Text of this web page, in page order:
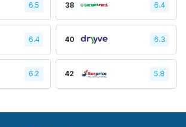
6.5 38 6.4
6.4 40 6.3
6.2 42 5.8